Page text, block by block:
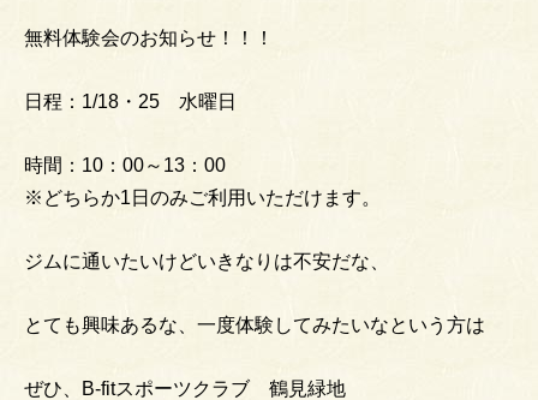
無料体験会のお知らせ！！！
日程：1/18・25 水曜日
時間：10：00～13：00
※どちらか1日のみご利用いただけます。
ジムに通いたいけどいきなりは不安だな、
とても興味あるな、一度体験してみたいなという方は
ぜひ、B-fitスポーツクラブ 鶴見緑地